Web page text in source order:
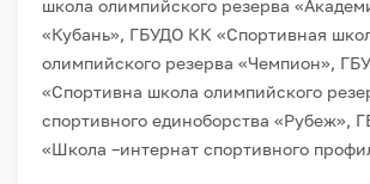
школа олимпийского резерва
«Кубань», ГБУДО КК «Спортивная
олимпийского резерва «Чемпион»,
«Спортивна школа олимпийского
спортивного единоборства «Рубеж»,
«Школа –интернат спортивного